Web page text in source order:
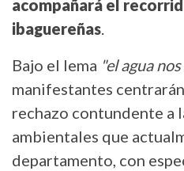
acompañará el
ibaguereñas.
Bajo el lema "el agua
manifestantes
rechazo contundente a
ambientales que
departamento, con